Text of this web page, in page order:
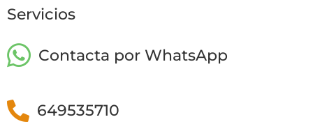
Servicios
Contacta por WhatsApp
649535710